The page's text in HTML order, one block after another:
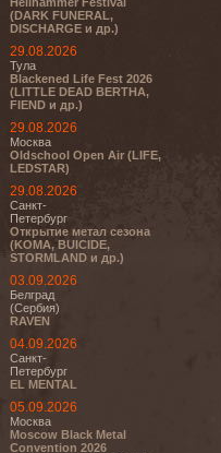
(DARK FUNERAL,
DISCHARGE и др.)
29.08.2026
Тула
Blackened Life Fest 2026
(LITTLE DEAD BERTHA,
FIEND и др.)
29.08.2026
Москва
Oldschool Open Air (LIFE,
LEDSTAR)
29.08.2026
Санкт-
Петербург
Открытие метал сезона
(KOMA, BUICIDE,
STORMLAND и др.)
03.09.2026
Белград
(Сербия)
RAVEN
04.09.2026
Санкт-
Петербург
EL MENTAL
05.09.2026
Москва
Moscow Black Metal
Convention 2026